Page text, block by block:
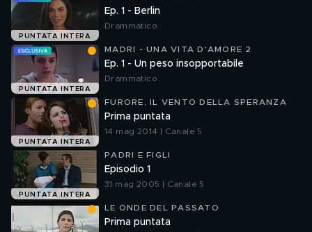
PUNTATA INTERA
Ep. 1 - Berlin
Drammatico
PUNTATA INTERA
MADRI - UNA VITA D'AMORE 2
Ep. 1 - Un peso insopportabile
Drammatico
PUNTATA INTERA
FURORE, IL VENTO DELLA SPERANZA
Prima puntata
14 mag 2014 | Canale 5
PUNTATA INTERA
PADRI E FIGLI
Episodio 1
31 mag 2005 | Canale 5
LE ONDE DEL PASSATO
Prima puntata